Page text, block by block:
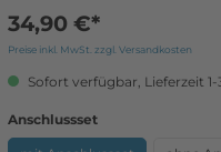
34,90 €*
Preise inkl. MwSt. zzgl. Versandkosten
Sofort verfügbar, Lieferzeit 1-
Anschlussset